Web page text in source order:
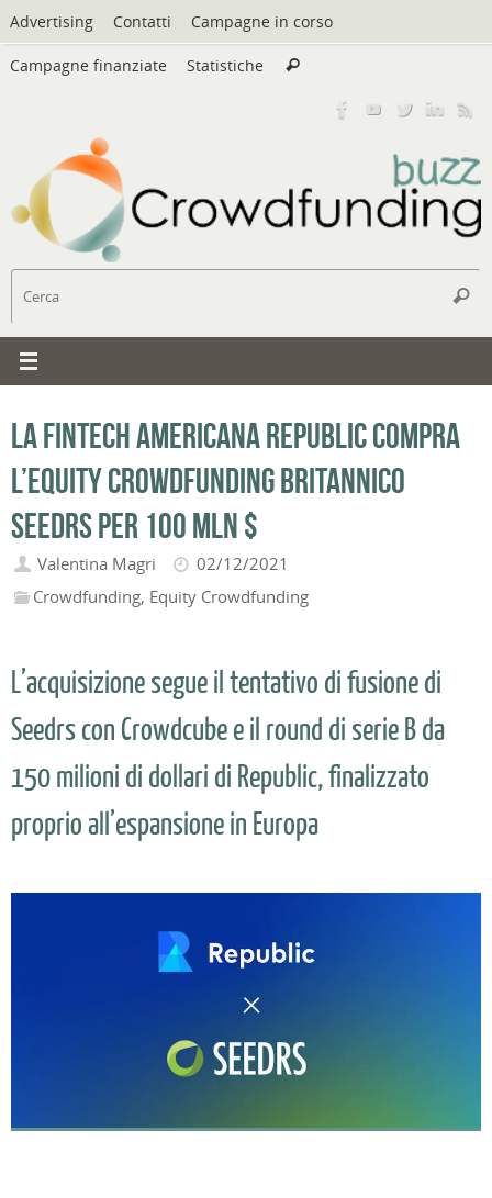
Vai
al
contenuto
Advertising Contatti Campagne in corso
Campagne finanziate Statistiche Cerca
Cerca
La fintech americana Republic compra
l’equity crowdfunding britannico
Seedrs per 100 mln $
Valentina Magri
02/12/2021
Crowdfunding, Equity Crowdfunding
L’acquisizione segue il tentativo di fusione di
Seedrs con Crowdcube e il round di serie B da
150 milioni di dollari di Republic, finalizzato
proprio all’espansione in Europa